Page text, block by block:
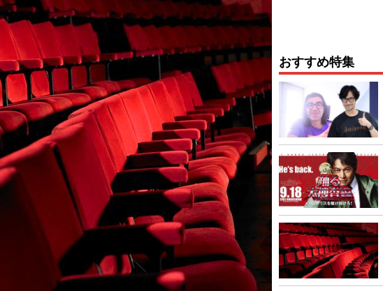
おすすめ特集